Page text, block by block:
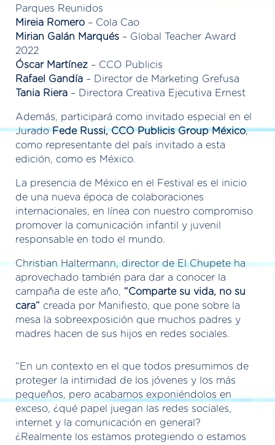
Parques Reunidos
Mireia Romero – Cola Cao
Mirian Galán Marqués – Global Teacher Award
2022
Óscar Martínez – CCO Publicis
Rafael Gandía – Director de Marketing Grefusa
Tania Riera – Directora Creativa Ejecutiva Ernest
Además, participará como invitado especial en el
JuradoFede Russi, CCO Publicis Group México,
como representante del país invitado a esta
edición, como es México.
La presencia de México en el Festival es el inicio
de una nueva época de colaboraciones
internacionales, en línea con nuestro compromiso
promover la comunicación infantil y juvenil
responsable en todo el mundo.
Christian Haltermann, director de El Chupete ha
aprovechado también para dar a conocer la
campaña de este año, “Comparte su vida, no su
cara” creada por Manifiesto, que pone sobre la
mesa la sobreexposición que muchos padres y
madres hacen de sus hijos en redes sociales.
“En un contexto en el que todos presumimos de
proteger la intimidad de los jóvenes y los más
pequeños, pero acabamos exponiéndolos en
exceso, ¿qué papel juegan las redes sociales,
internet y la comunicación en general?
¿Realmente los estamos protegiendo o estamos